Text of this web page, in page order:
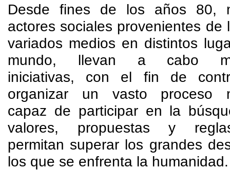
Desde fines de los años 80,
actores sociales provenientes de
variados medios en distintos
mundo, llevan a cabo
iniciativas, con el fin de
organizar un vasto proceso
capaz de participar en la
valores, propuestas y
permitan superar los grandes
los que se enfrenta la humanidad.